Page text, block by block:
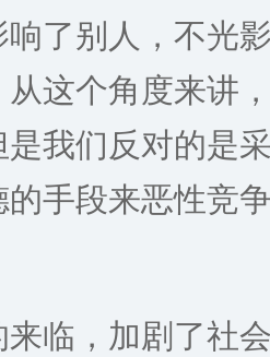
响了别人，不光
这个角度来讲
我们反对的是
手段来恶性竞
来临，加剧了社